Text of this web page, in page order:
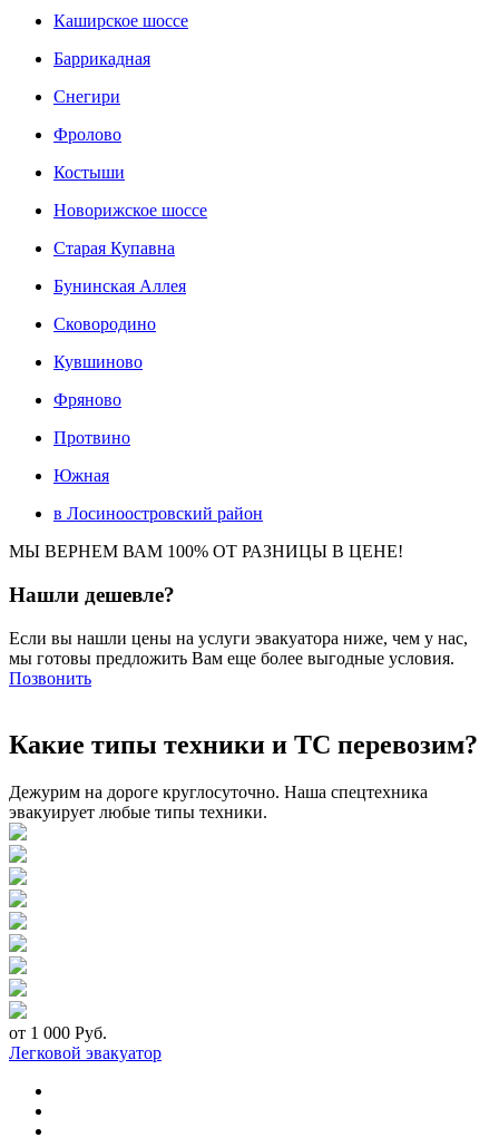
Каширское шоссе
Баррикадная
Снегири
Фролово
Костыши
Новорижское шоссе
Старая Купавна
Бунинская Аллея
Сковородино
Кувшиново
Фряново
Протвино
Южная
в Лосиноостровский район
МЫ ВЕРНЕМ ВАМ 100% ОТ РАЗНИЦЫ В ЦЕНЕ!
Нашли дешевле?
Если вы нашли цены на услуги эвакуатора ниже, чем у нас,
мы готовы предложить Вам еще более выгодные условия.
Позвонить
Какие типы техники и ТС перевозим?
Дежурим на дороге круглосуточно. Наша спецтехника
эвакуирует любые типы техники.
от 1 000 Руб.
Легковой эвакуатор